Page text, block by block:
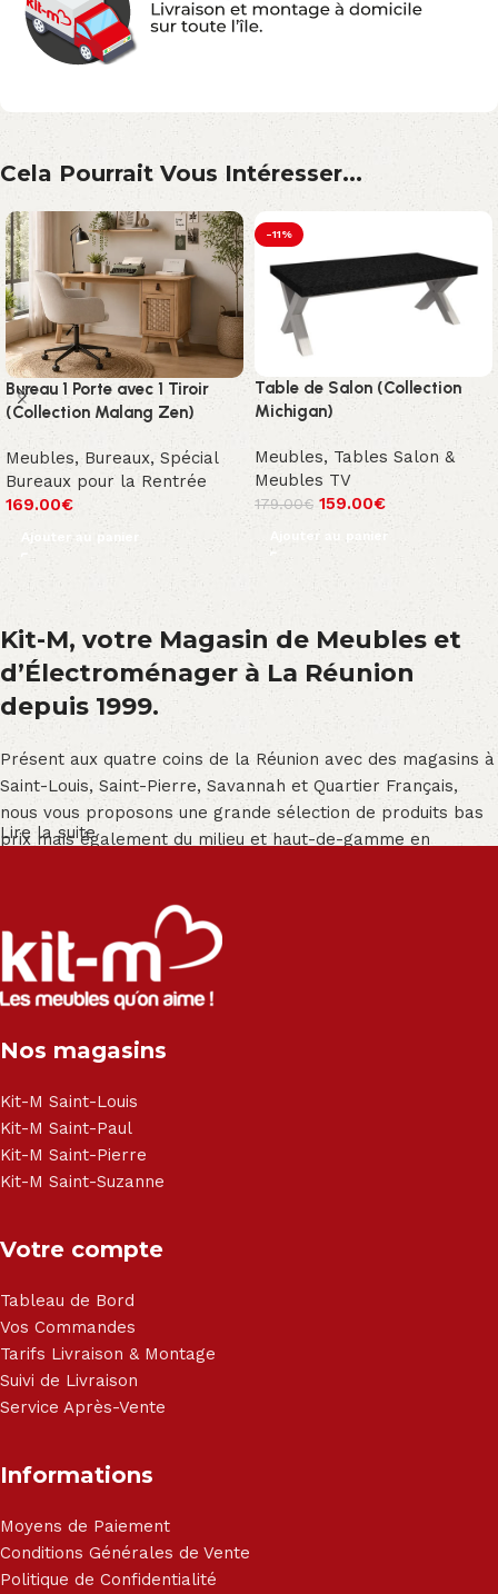
Cela Pourrait Vous Intéresser...
Bureau 1 Porte avec 1 Tiroir
(Collection Malang Zen)
Meubles, Bureaux, Spécial
Bureaux pour la Rentrée
169.00€
Ajouter au panier
-11%
Table de Salon (Collection
Michigan)
Meubles, Tables Salon &
Meubles TV
179.00€ 159.00€
Ajouter au panier
Kit-M, votre Magasin de Meubles et
d’Électroménager à La Réunion
depuis 1999.
Présent aux quatre coins de la Réunion avec des magasins à
Saint-Louis, Saint-Pierre, Savannah et Quartier Français,
nous vous proposons une grande sélection de produits bas
prix mais également du milieu et haut-de-gamme en
Salon angle - Salon convertible - Salon relax - Canapé -
Canapé lit - Cuisine sur-mesure - Fauteuil - Armoire - Table
et chaise - Meuble de salle de bain - Literie - Lit - Bureau -
Électroménager - Télévision led - Réfrigérateur -
- Matelas - Hifi Hitachi, LG, Sharp, Philips, Bosh, Moulinex,
Haier, Sony, Cecotec, Westpoint, Dyson.
Lire la suite
Nos magasins
Kit-M Saint-Louis
Kit-M Saint-Paul
Kit-M Saint-Pierre
Kit-M Saint-Suzanne
Votre compte
Tableau de Bord
Vos Commandes
Tarifs Livraison & Montage
Suivi de Livraison
Service Après-Vente
Informations
Moyens de Paiement
Conditions Générales de Vente
Politique de Confidentialité